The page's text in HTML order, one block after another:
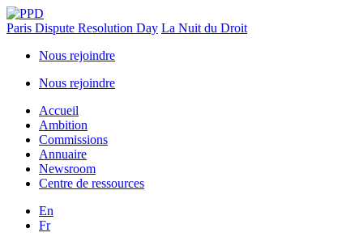
Paris Dispute Resolution Day La Nuit du Droit
Nous rejoindre
Nous rejoindre
Accueil
Ambition
Commissions
Annuaire
Newsroom
Centre de ressources
En
Fr